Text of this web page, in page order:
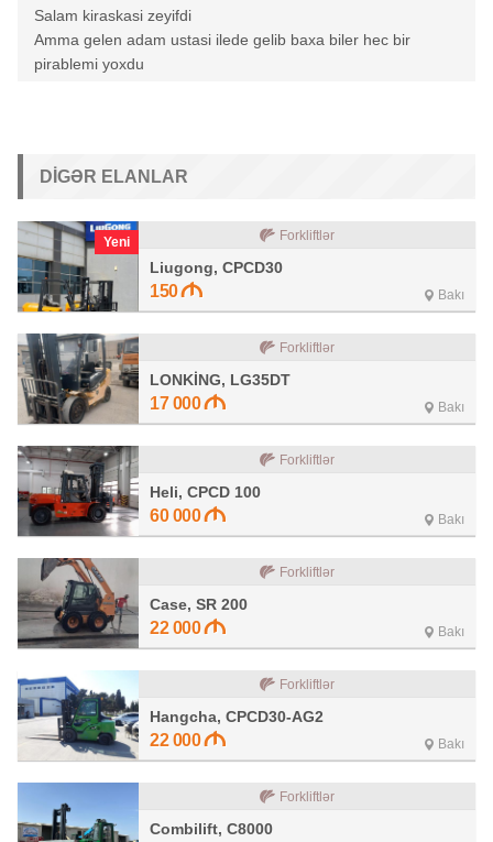
Salam kiraskasi zeyifdi
Amma gelen adam ustasi ilede gelib baxa biler hec bir
pirablemi yoxdu
DIGƏR ELANLAR
Yeni Forkliftlər
Liugong, CPCD30
150 Bakı
Forkliftlər
LONKİNG, LG35DT
17 000 Bakı
Forkliftlər
Heli, CPCD 100
60 000 Bakı
Forkliftlər
Case, SR 200
22 000 Bakı
Forkliftlər
Hangcha, CPCD30-AG2
22 000 Bakı
Forkliftlər
Combilift, C8000